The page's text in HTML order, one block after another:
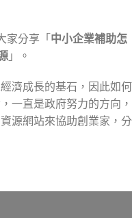
家分享「中小企業補助怎
」。
濟成長的基石，因此如何
一直是政府努力的方向，
源網站來協助創業家，分